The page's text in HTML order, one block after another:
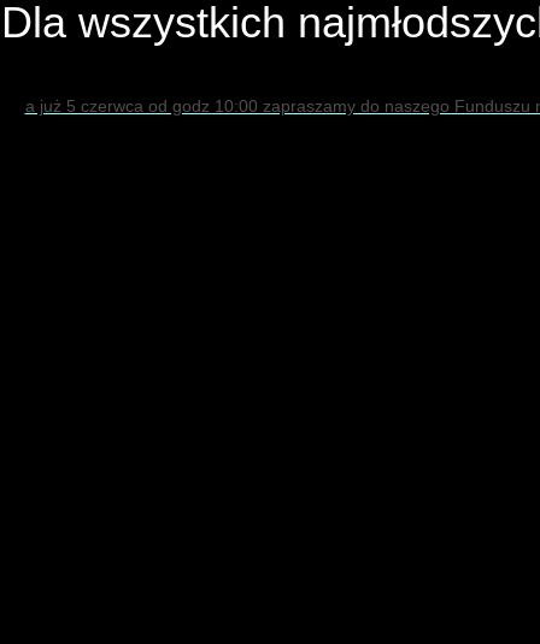
Dla wszystkich
a już 5 czerwca od godz 10:00 zapraszamy do naszego Funduszu